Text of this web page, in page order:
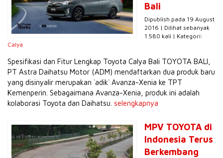
Bali
Dipublish pada 19 August
2016 | Dilihat sebanyak
1.580 kali | Kategori:
Calya
Spesifikasi dan Fitur Lengkap Toyota Calya Bali TOYOTA BALI,
PT Astra Daihatsu Motor (ADM) mendaftarkan dua produk baru
yang disinyalir merupakan `adik` Avanza-Xenia ke TPT
Kemenperin. Sebagaimana Avanza-Xenia, produk ini adalah
kolaborasi Toyota dan Daihatsu. selengkapnya
MPV TOYOTA di
Indonesia Terus
Berkembang